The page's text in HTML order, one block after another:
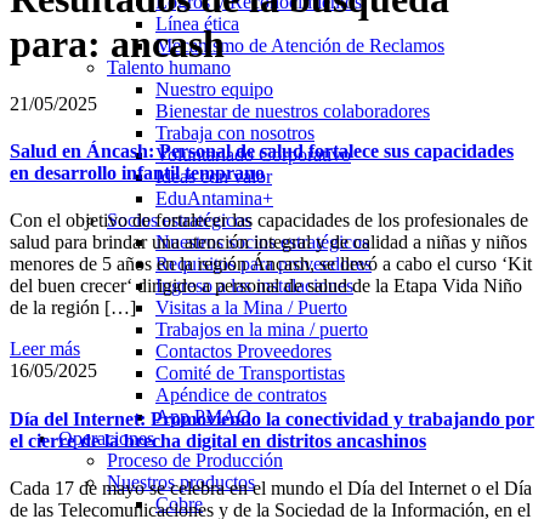
Línea ética
Mecanismo de Atención de Reclamos
Talento humano
Nuestro equipo
Bienestar de nuestros colaboradores
Trabaja con nosotros
Voluntariado Corporativo
Ideas con valor
EduAntamina+
Socios estratégicos
Nuestros socios estratégicos
Requisitos para proveedores
Ingreso a las instalaciones
Visitas a la Mina / Puerto
Trabajos en la mina / puerto
Contactos Proveedores
Comité de Transportistas
Apéndice de contratos
App PMAO
Operaciones
Proceso de Producción
Nuestros productos
Cobre
para: ancash
21/05/2025
Salud en Áncash: Personal de salud fortalece sus capacidades
en desarrollo infantil temprano
Con el objetivo de fortalecer las capacidades de los profesionales de
salud para brindar una atención integral y de calidad a niñas y niños
menores de 5 años en la región Áncash, se llevó a cabo el curso ‘Kit
del buen crecer‘ dirigido a personal de salud de la Etapa Vida Niño
de la región […]
Leer más
16/05/2025
Día del Internet: Promoviendo la conectividad y trabajando por
el cierre de la brecha digital en distritos ancashinos
Cada 17 de mayo se celebra en el mundo el Día del Internet o el Día
de las Telecomunicaciones y de la Sociedad de la Información, en el